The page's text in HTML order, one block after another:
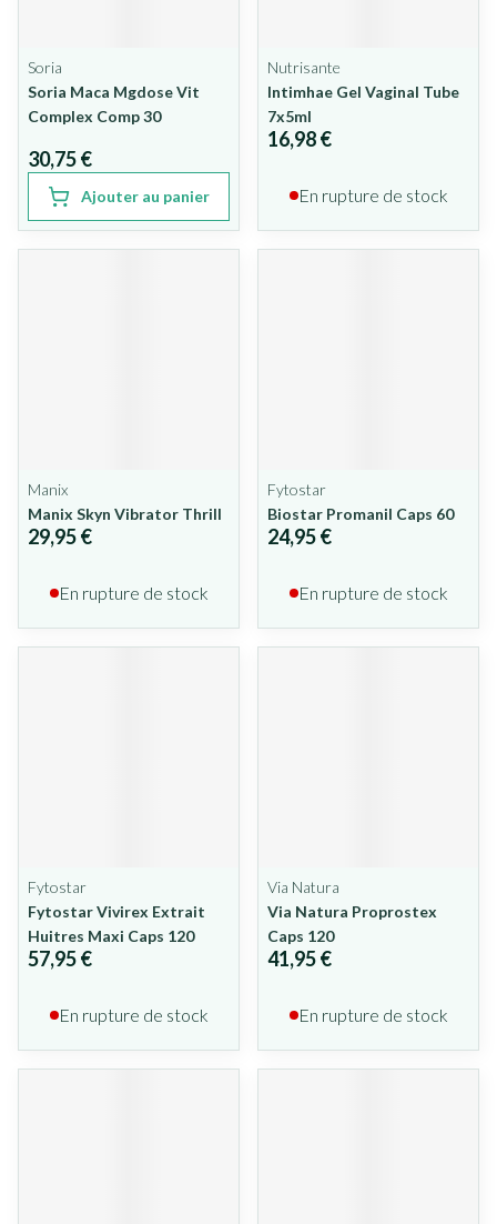
Soria
Soria Maca Mgdose Vit
Complex Comp 30
30,75 €
Ajouter au panier
Nutrisante
Intimhae Gel Vaginal Tube
7x5ml
16,98 €
En rupture de stock
Manix
Manix Skyn Vibrator Thrill
29,95 €
En rupture de stock
Fytostar
Biostar Promanil Caps 60
24,95 €
En rupture de stock
Fytostar
Fytostar Vivirex Extrait
Huitres Maxi Caps 120
57,95 €
En rupture de stock
Via Natura
Via Natura Proprostex
Caps 120
41,95 €
En rupture de stock